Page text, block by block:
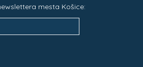
mesta Košice: